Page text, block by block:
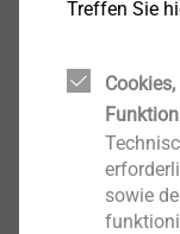
Downloads
Deutsch
Treffen Sie
sowie